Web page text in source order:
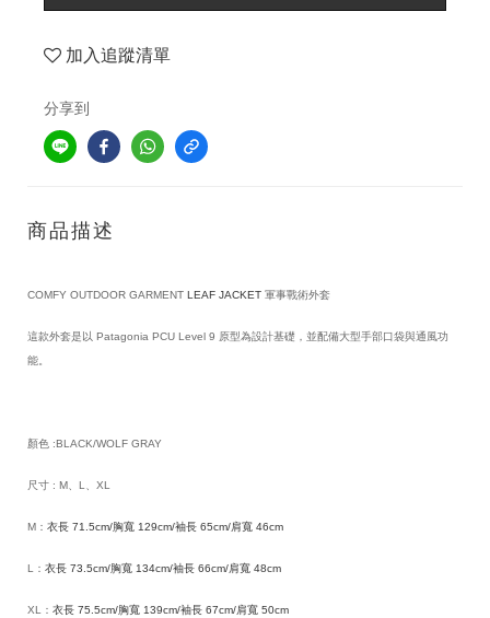
加入追蹤清單
分享到
商品描述
COMFY OUTDOOR GARMENT LEAF JACKET 軍事戰術外套
這款外套是以 Patagonia PCU Level 9 原型為設計基礎，並配備大型手部口袋與通風功
能。
顏色 :BLACK/WOLF GRAY
尺寸 : M、L、XL
M： 衣長 71.5cm/胸寬 129cm/袖長 65cm/肩寬 46cm
L： 衣長 73.5cm/胸寬 134cm/袖長 66cm/肩寬 48cm
XL： 衣長 75.5cm/胸寬 139cm/袖長 67cm/肩寬 50cm